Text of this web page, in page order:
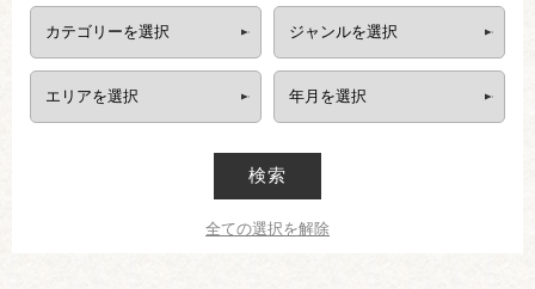
検索
全ての選択を解除